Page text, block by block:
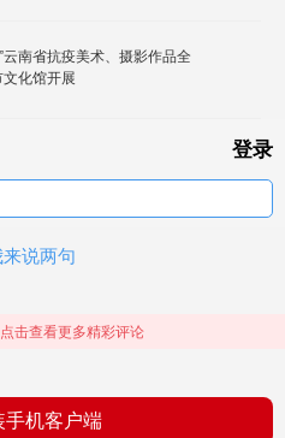
云南省抗疫美术、摄影作品全
化馆开展
登录
来说两句
击查看更多精彩评论
手机客户端